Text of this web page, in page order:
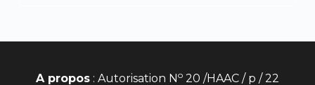
A propos: Autorisation No20 /HAAC / p / 22